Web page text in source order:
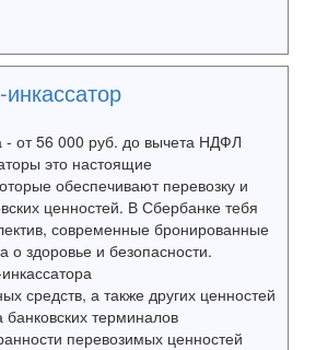
- от 56 000 руб. до вычета НДФЛ
это настоящие
обеспечивают перевозку и
ценностей. В Сбербанке тебя
современные бронированные
о здоровье и безопасности.
средств, а также других ценностей
банковских терминалов
перевозимых ценностей